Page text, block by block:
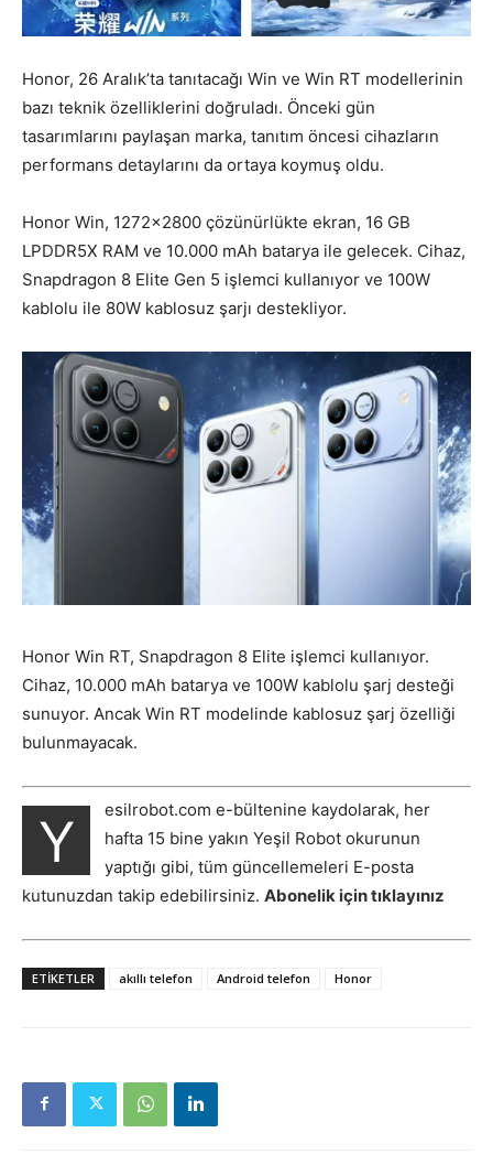
Honor, 26 Aralık’ta tanıtacağı Win ve Win RT modellerinin
bazı teknik özelliklerini doğruladı. Önceki gün
tasarımlarını paylaşan marka, tanıtım öncesi cihazların
performans detaylarını da ortaya koymuş oldu.
Honor Win, 1272×2800 çözünürlükte ekran, 16 GB
LPDDR5X RAM ve 10.000 mAh batarya ile gelecek. Cihaz,
Snapdragon 8 Elite Gen 5 işlemci kullanıyor ve 100W
kablolu ile 80W kablosuz şarjı destekliyor.
Honor Win RT, Snapdragon 8 Elite işlemci kullanıyor.
Cihaz, 10.000 mAh batarya ve 100W kablolu şarj desteği
sunuyor. Ancak Win RT modelinde kablosuz şarj özelliği
bulunmayacak.
Y
esilrobot.com e-bültenine kaydolarak, her
hafta 15 bine yakın Yeşil Robot okurunun
yaptığı gibi, tüm güncellemeleri E-posta
kutunuzdan takip edebilirsiniz. Abonelik için tıklayınız
ETIKETLER akıllı telefon Android telefon Honor